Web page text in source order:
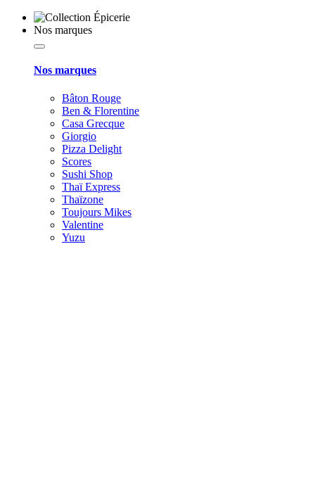
Nos marques
Nos marques
Bâton Rouge
Ben & Florentine
Casa Grecque
Giorgio
Pizza Delight
Scores
Sushi Shop
Thaï Express
Thaïzone
Toujours Mikes
Valentine
Yuzu